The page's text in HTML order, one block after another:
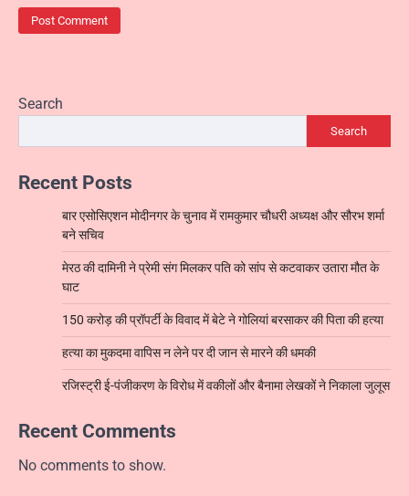
Search
Search
Recent Posts
बार एसोसिएशन मोदीनगर के चुनाव में रामकुमार चौधरी अध्यक्ष और सौरभ शर्मा
बने सचिव
मेरठ की दामिनी ने प्रेमी संग मिलकर पति को सांप से कटवाकर उतारा मौत के
घाट
150 करोड़ की प्रॉपर्टी के विवाद में बेटे ने गोलियां बरसाकर की पिता की हत्या
हत्या का मुकदमा वापिस न लेने पर दी जान से मारने की धमकी
रजिस्ट्री ई-पंजीकरण के विरोध में वकीलों और बैनामा लेखकों ने निकाला जुलूस
Recent Comments
No comments to show.